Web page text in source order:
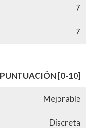
7
7
PUNTUACIÓN [0-10]
Mejorable
Discreta